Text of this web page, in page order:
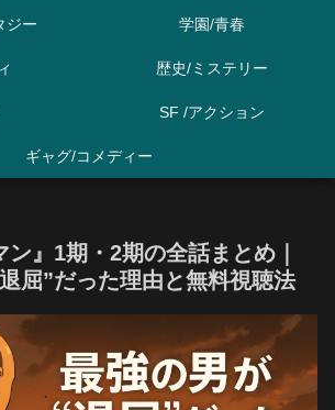
ジー 学園/青春
歴史/ミステリー
SF /アクション
ギャグ/コメディー
ン』1期・2期の全話まとめ｜
屈”だった理由と無料視聴法